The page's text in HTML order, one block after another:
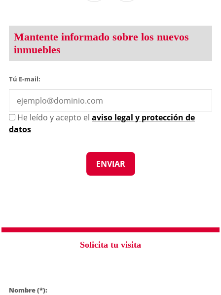
Solicita tu visita
Nombre (*):
Mantente informado sobre los nuevos
inmuebles
Tú E-mail:
He leído y acepto el aviso legal y protección de
datos